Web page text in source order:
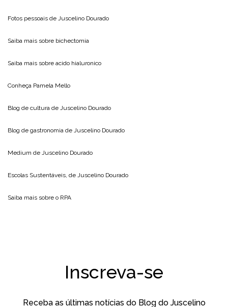
Fotos pessoais de Juscelino Dourado
Saiba mais sobre bichectomia
Saiba mais sobre acido hialuronico
Conheça Pamela Mello
Blog de cultura de Juscelino Dourado
Blog de gastronomia de Juscelino Dourado
Medium de Juscelino Dourado
Escolas Sustentáveis, de Juscelino Dourado
Saiba mais sobre o RPA
Inscreva-se
Receba as últimas notícias do Blog do Juscelino